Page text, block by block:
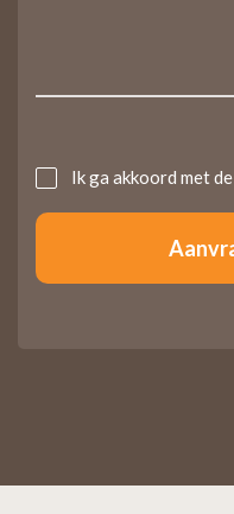
UntitledIk ga akkoord met de